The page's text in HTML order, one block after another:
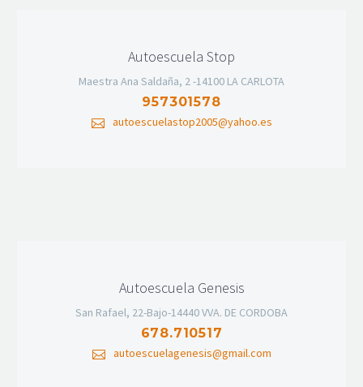
Autoescuela Stop
Maestra Ana Saldaña, 2 -14100 LA CARLOTA
957301578
autoescuelastop2005@yahoo.es
Autoescuela Genesis
San Rafael, 22-Bajo-14440 VVA. DE CORDOBA
678.710517
autoescuelagenesis@gmail.com